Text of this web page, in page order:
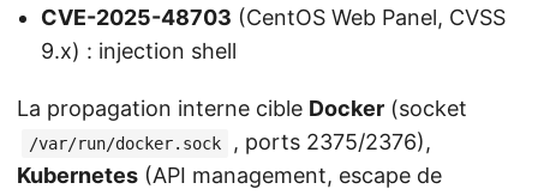
CVE-2025-48703 (CentOS Web Panel, CVSS
9.x) : injection shell
La propagation interne cible Docker (socket
/var/run/docker.sock
, ports 2375/2376),
Kubernetes (API management, escape de